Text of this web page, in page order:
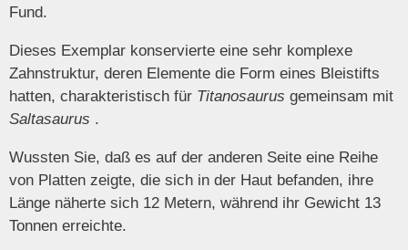
Fund.
Dieses Exemplar konservierte eine sehr komplexe
Zahnstruktur, deren Elemente die Form eines Bleistifts
hatten, charakteristisch für Titanosaurus gemeinsam mit
Saltasaurus .
Wussten Sie, daß es auf der anderen Seite eine Reihe
von Platten zeigte, die sich in der Haut befanden, ihre
Länge näherte sich 12 Metern, während ihr Gewicht 13
Tonnen erreichte.